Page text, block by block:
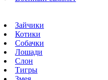
Зайчики
Котики
Собачки
Лошади
Слон
Тигры